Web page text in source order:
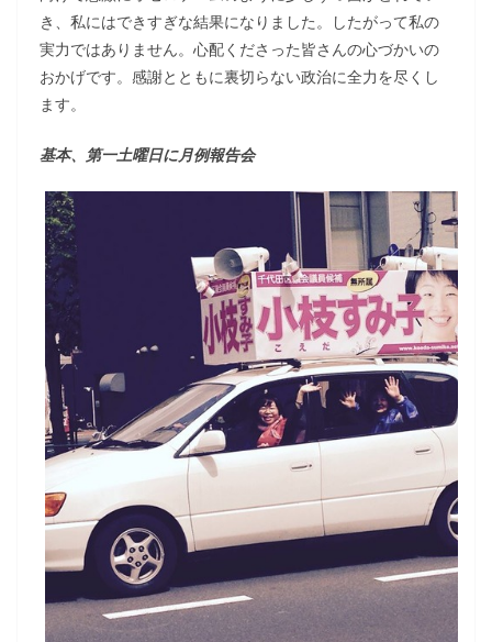
き、私にはできすぎな結果になりました。したがって私の
実力ではありません。心配くださった皆さんの心づかいの
おかげです。感謝とともに裏切らない政治に全力を尽くし
ます。
基本、第一土曜日に月例報告会